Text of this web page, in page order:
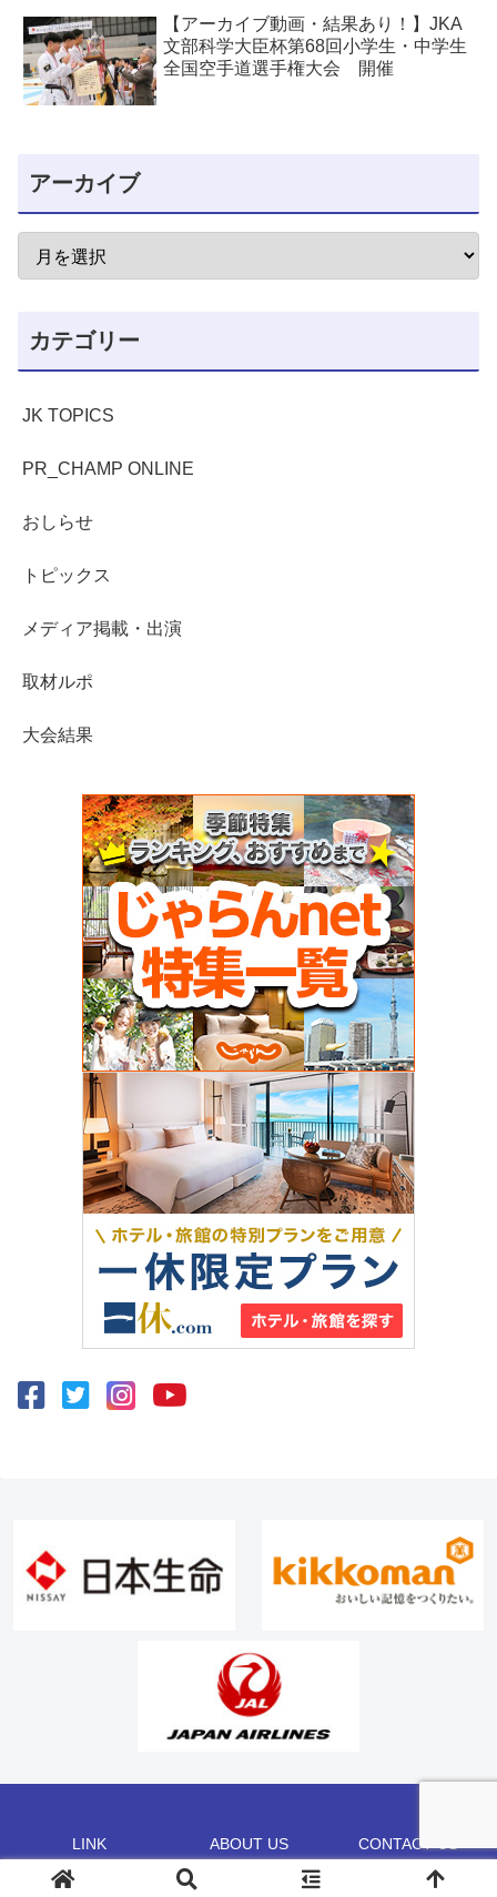
【アーカイブ動画・結果あり！】JKA
文部科学大臣杯第68回小学生・中学生
全国空手道選手権大会 開催
アーカイブ
カテゴリー
JK TOPICS
PR_CHAMP ONLINE
おしらせ
トピックス
メディア掲載・出演
取材ルポ
大会結果
LINK ABOUT US CONTACT US
©2002 CHAMP CO.,LTD.